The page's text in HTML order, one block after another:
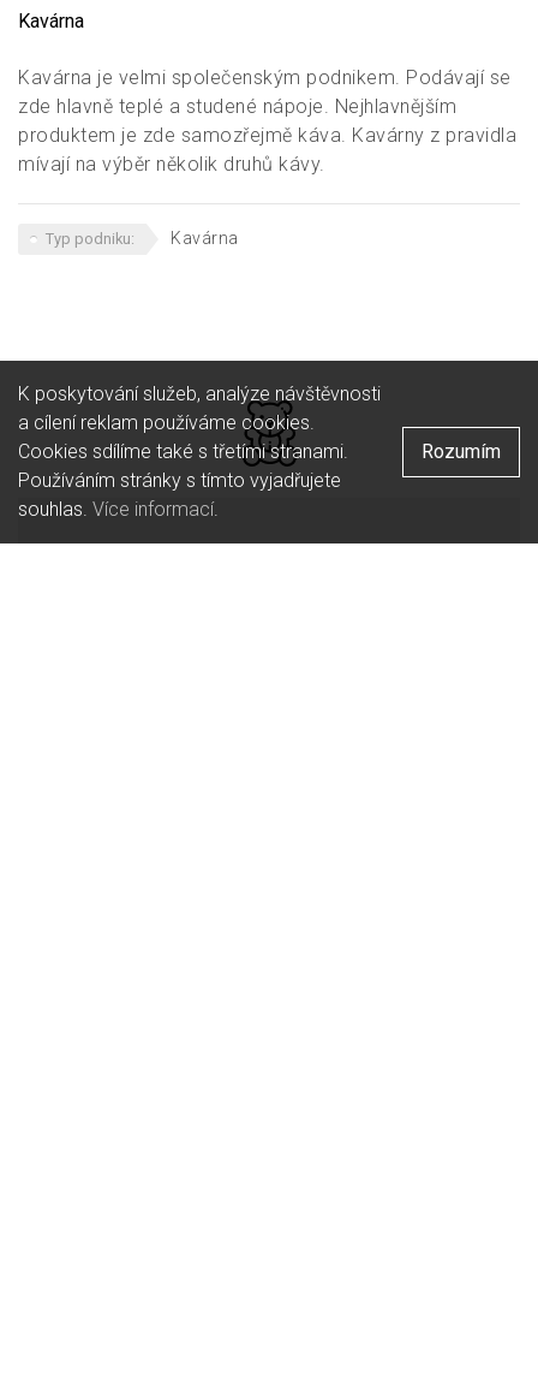
Kavárna
Kavárna je velmi společenským podnikem. Podávají se
zde hlavně teplé a studené nápoje. Nejhlavnějším
produktem je zde samozřejmě káva. Kavárny z pravidla
mívají na výběr několik druhů kávy.
Typ podniku: Kavárna
K poskytování služeb, analýze návštěvnosti
a cílení reklam používáme cookies.
Cookies sdílíme také s třetími stranami.
Používáním stránky s tímto vyjadřujete
souhlas. Více informací.
Rozumím